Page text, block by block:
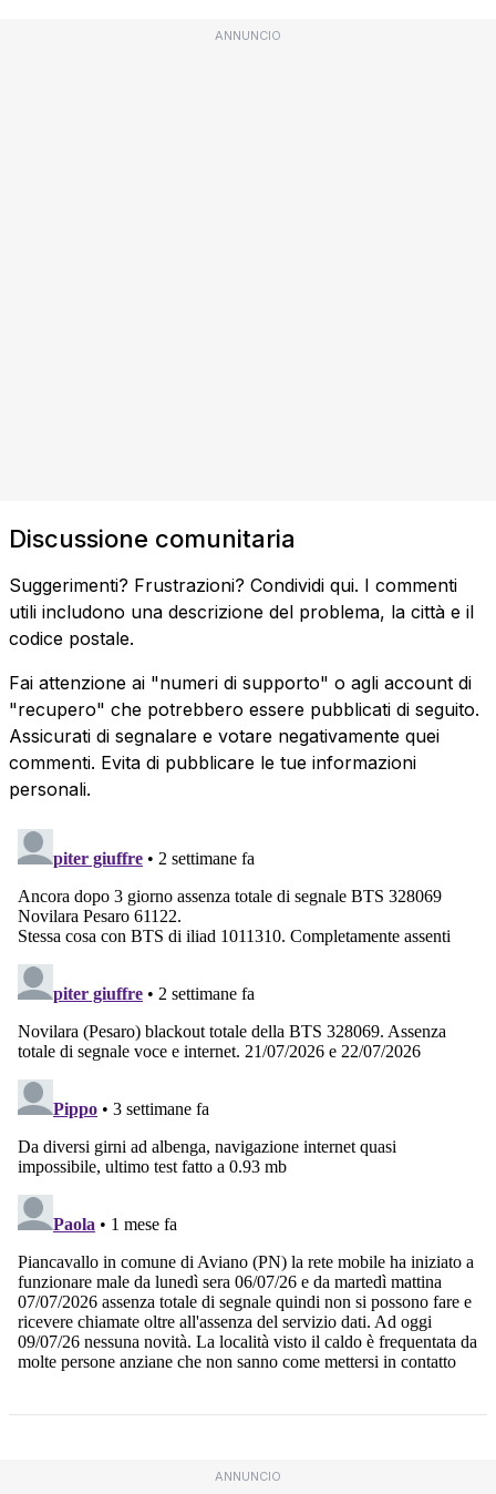
ANNUNCIO
Discussione comunitaria
Suggerimenti? Frustrazioni? Condividi qui. I commenti
utili includono una descrizione del problema, la città e il
codice postale.
Fai attenzione ai "numeri di supporto" o agli account di
"recupero" che potrebbero essere pubblicati di seguito.
Assicurati di segnalare e votare negativamente quei
commenti. Evita di pubblicare le tue informazioni
personali.
ANNUNCIO